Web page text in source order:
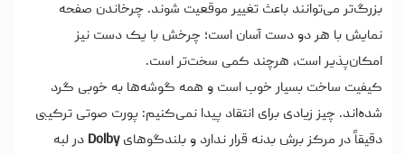
بزرگ‌تر می‌توانند باعث تغییر موقعیت شوند. چرخاندن صفحه
نمایش با هر دو دست آسان است؛ چرخش با یک دست نیز
امکان‌پذیر است، هرچند کمی سخت‌تر است.
کیفیت ساخت بسیار خوب است و همه گوشه‌ها به خوبی گرد
شده‌اند. چیز زیادی برای انتقاد پیدا نمی‌کنیم: پورت صوتی ترکیبی
دقیقاً در مرکز برش بدنه قرار ندارد و بلندگوهایDolby در لبه